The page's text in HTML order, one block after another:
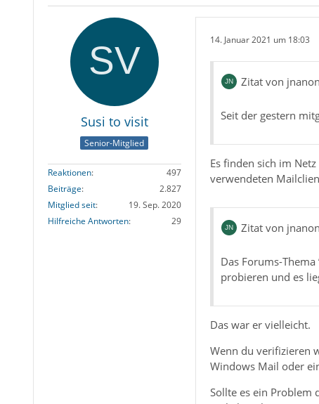
Susi to visit
Senior-Mitglied
Reaktionen
497
Beiträge
2.827
Mitglied seit
19. Sep. 2020
Hilfreiche Antworten
29
14. Januar 2021 um 18:03
Zitat von jnanon
Seit der gestern
Es finden sich im
verwendeten
Zitat von jnanon
Das Forums-
probieren und es
Das war er vielleicht.
Wenn du verifizieren
Windows Mail oder
Sollte es ein Problem